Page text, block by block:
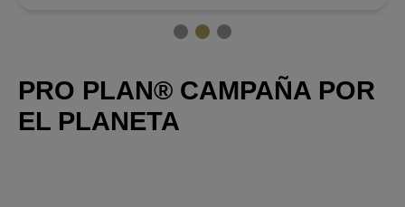
PRO PLAN® CAMPAÑA POR
EL PLANETA